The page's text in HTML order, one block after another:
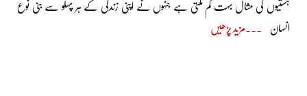
ہستیوں کی مثال بہت کم ملتی ہے جنہوں نے اپنی زندگی کے ہر پہلو سے بنی نوع
انسان مزید پڑھیں